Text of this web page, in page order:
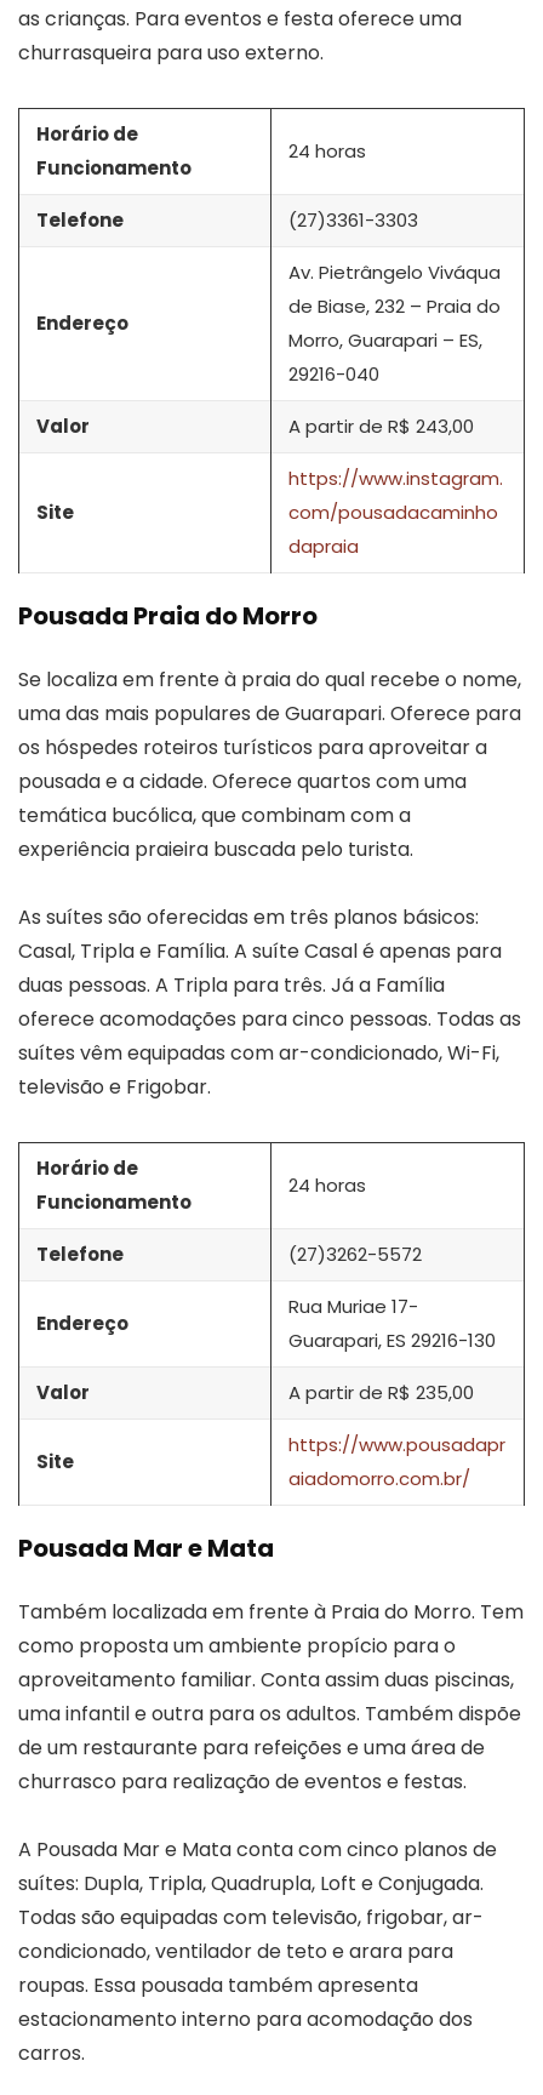
as crianças. Para eventos e festa oferece uma
churrasqueira para uso externo.
Horário de
Funcionamento
24 horas
Telefone (27)3361-3303
Endereço
Av. Pietrângelo Viváqua
de Biase, 232 – Praia do
Morro, Guarapari – ES,
29216-040
Valor A partir de R$ 243,00
Site
https://www.instagram.
com/pousadacaminho
dapraia
Pousada Praia do Morro
Se localiza em frente à praia do qual recebe o nome,
uma das mais populares de Guarapari. Oferece para
os hóspedes roteiros turísticos para aproveitar a
pousada e a cidade. Oferece quartos com uma
temática bucólica, que combinam com a
experiência praieira buscada pelo turista.
As suítes são oferecidas em três planos básicos:
Casal, Tripla e Família. A suíte Casal é apenas para
duas pessoas. A Tripla para três. Já a Família
oferece acomodações para cinco pessoas. Todas as
suítes vêm equipadas com ar-condicionado, Wi-Fi,
televisão e Frigobar.
Horário de
Funcionamento
24 horas
Telefone (27)3262-5572
Endereço
Rua Muriae 17-
Guarapari, ES 29216-130
Valor A partir de R$ 235,00
Site
https://www.pousadapr
aiadomorro.com.br/
Pousada Mar e Mata
Também localizada em frente à Praia do Morro. Tem
como proposta um ambiente propício para o
aproveitamento familiar. Conta assim duas piscinas,
uma infantil e outra para os adultos. Também dispõe
de um restaurante para refeições e uma área de
churrasco para realização de eventos e festas.
A Pousada Mar e Mata conta com cinco planos de
suítes: Dupla, Tripla, Quadrupla, Loft e Conjugada.
Todas são equipadas com televisão, frigobar, ar-
condicionado, ventilador de teto e arara para
roupas. Essa pousada também apresenta
estacionamento interno para acomodação dos
carros.